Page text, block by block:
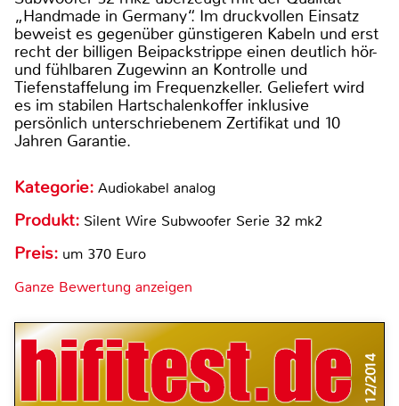
„Handmade in Germany“. Im druckvollen Einsatz
beweist es gegenüber günstigeren Kabeln und erst
recht der billigen Beipackstrippe einen deutlich hör-
und fühlbaren Zugewinn an Kontrolle und
Tiefenstaffelung im Frequenzkeller. Geliefert wird
es im stabilen Hartschalenkoffer inklusive
persönlich unterschriebenem Zertifikat und 10
Jahren Garantie.
Kategorie: Audiokabel analog
Produkt: Silent Wire Subwoofer Serie 32 mk2
Preis: um 370 Euro
Ganze Bewertung anzeigen
12/2014